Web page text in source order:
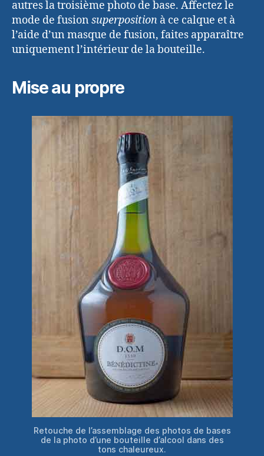
autres la troisième photo de base. Affectez le
mode de fusion superposition à ce calque et à
l’aide d’un masque de fusion, faites apparaître
uniquement l’intérieur de la bouteille.
Mise au propre
Retouche de l’assemblage des photos de bases
de la photo d’une bouteille d’alcool dans des
tons chaleureux.